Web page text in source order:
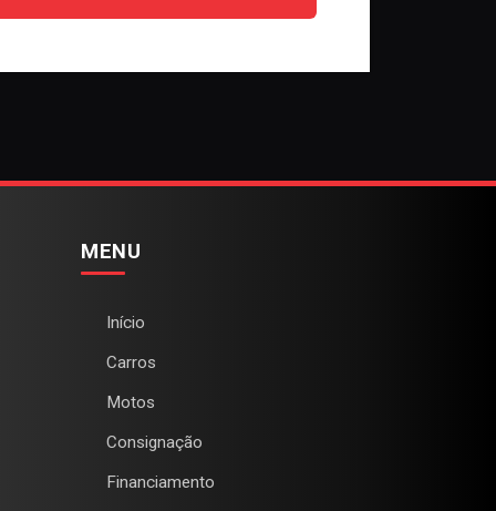
MENU
Início
Carros
Motos
Consignação
Financiamento